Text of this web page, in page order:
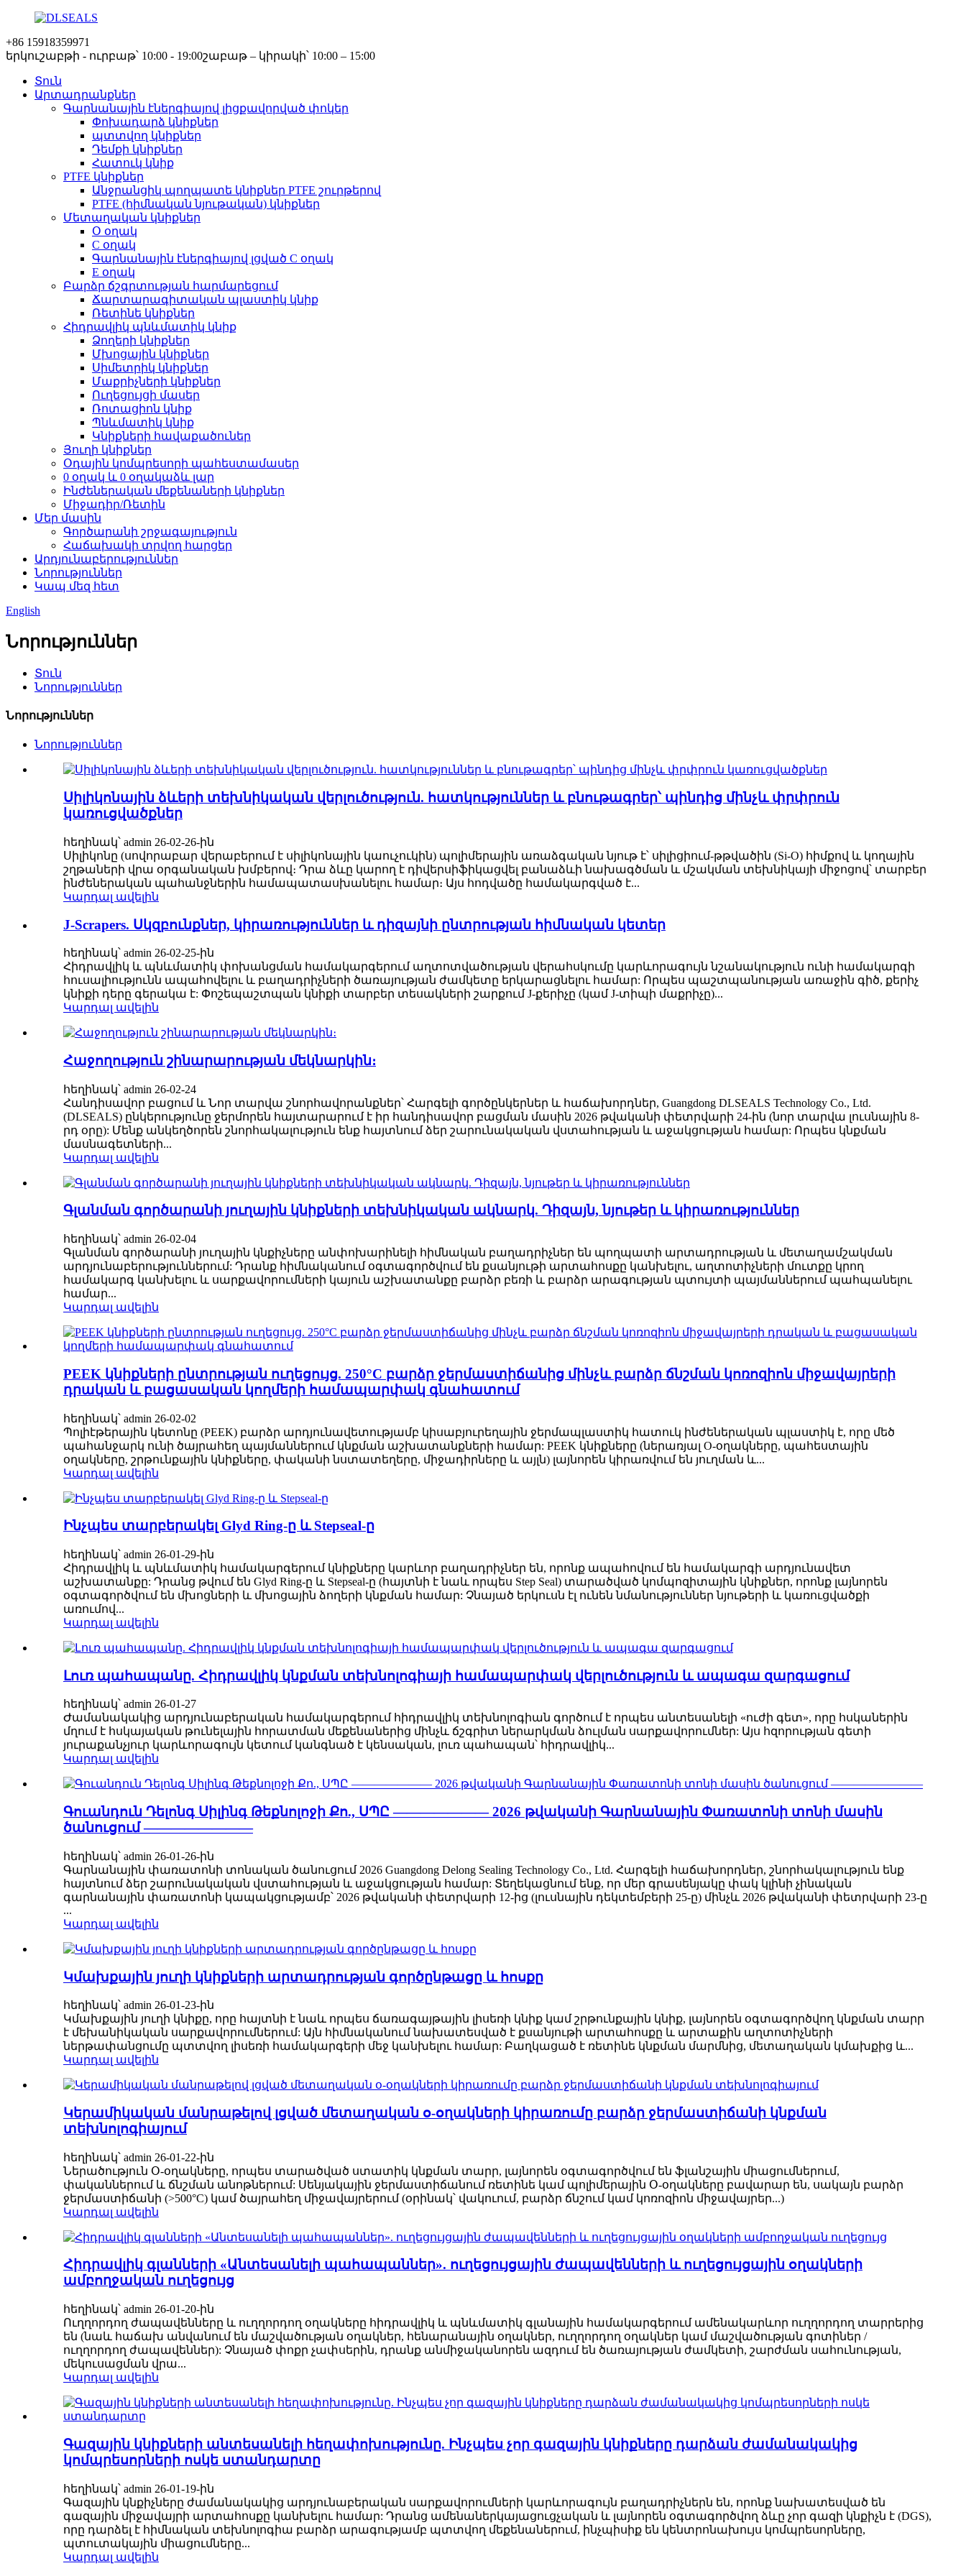
+86 15918359971
երկուշաբթի - ուրբաթ՝ 10:00 - 19:00շաբաթ – կիրակի՝ 10:00 – 15:00
Տուն
Արտադրանքներ
Գարնանային էներգիայով լիցքավորված փոկեր
Փոխադարձ կնիքներ
պտտվող կնիքներ
Դեմքի կնիքներ
Հատուկ կնիք
PTFE կնիքներ
Անջրանցիկ պողպատե կնիքներ PTFE շուրթերով
PTFE (հիմնական նյութական) կնիքներ
Մետաղական կնիքներ
Օ օղակ
C օղակ
Գարնանային էներգիայով լցված C օղակ
E օղակ
Բարձր ճշգրտության հարմարեցում
Ճարտարագիտական ​​պլաստիկ կնիք
Ռետինե կնիքներ
Հիդրավլիկ պնևմատիկ կնիք
Ձողերի կնիքներ
Մխոցային կնիքներ
Սիմետրիկ կնիքներ
Մաքրիչների կնիքներ
Ուղեցույցի մասեր
Ռոտացիոն կնիք
Պնևմատիկ կնիք
Կնիքների հավաքածուներ
Յուղի կնիքներ
Օդային կոմպրեսորի պահեստամասեր
0 օղակ և 0 օղակաձև լար
Ինժեներական մեքենաների կնիքներ
Միջադիր/Ռետին
Մեր մասին
Գործարանի շրջագայություն
Հաճախակի տրվող հարցեր
Արդյունաբերություններ
Նորություններ
Կապ մեզ հետ
English
Նորություններ
Տուն
Նորություններ
Նորություններ
Նորություններ
Սիլիկոնային ձևերի տեխնիկական վերլուծություն. հատկություններ և բնութագրեր՝ պինդից մինչև փրփրուն
կառուցվածքներ
հեղինակ՝ admin 26-02-26-ին
Սիլիկոնը (սովորաբար վերաբերում է սիլիկոնային կաուչուկին) պոլիմերային առաձգական նյութ է՝ սիլիցիում-թթվածին (Si-O) հիմքով և կողային
շղթաների վրա օրգանական խմբերով։ Դրա ձևը կարող է դիվերսիֆիկացվել բանաձևի նախագծման և մշակման տեխնիկայի միջոցով՝ տարբեր
ինժեներական պահանջներին համապատասխանելու համար։ Այս հոդվածը համակարգված է...
Կարդալ ավելին
J-Scrapers. Սկզբունքներ, կիրառություններ և դիզայնի ընտրության հիմնական կետեր
հեղինակ՝ admin 26-02-25-ին
Հիդրավլիկ և պնևմատիկ փոխանցման համակարգերում աղտոտվածության վերահսկումը կարևորագույն նշանակություն ունի համակարգի
հուսալիությունն ապահովելու և բաղադրիչների ծառայության ժամկետը երկարացնելու համար: Որպես պաշտպանության առաջին գիծ, ​​քերիչ
կնիքի դերը գերակա է: Փոշեպաշտպան կնիքի տարբեր տեսակների շարքում J-քերիչը (կամ J-տիպի մաքրիչը)...
Կարդալ ավելին
Հաջողություն շինարարության մեկնարկին։
հեղինակ՝ admin 26-02-24
Հանդիսավոր բացում և Նոր տարվա շնորհավորանքներ՝ Հարգելի գործընկերներ և հաճախորդներ, Guangdong DLSEALS Technology Co., Ltd.
(DLSEALS) ընկերությունը ջերմորեն հայտարարում է իր հանդիսավոր բացման մասին 2026 թվականի փետրվարի 24-ին (նոր տարվա լուսնային 8-
րդ օրը): Մենք անկեղծորեն շնորհակալություն ենք հայտնում ձեր շարունակական վստահության և աջակցության համար: Որպես կնքման
մասնագետների...
Կարդալ ավելին
Գլանման գործարանի յուղային կնիքների տեխնիկական ակնարկ. Դիզայն, նյութեր և կիրառություններ
հեղինակ՝ admin 26-02-04
Գլանման գործարանի յուղային կնքիչները անփոխարինելի հիմնական բաղադրիչներ են պողպատի արտադրության և մետաղամշակման
արդյունաբերություններում: Դրանք հիմնականում օգտագործվում են քսանյութի արտահոսքը կանխելու, աղտոտիչների մուտքը կրող
համակարգ կանխելու և սարքավորումների կայուն աշխատանքը բարձր բեռի և բարձր արագության պտույտի պայմաններում պահպանելու
համար...
Կարդալ ավելին
PEEK կնիքների ընտրության ուղեցույց. 250°C բարձր ջերմաստիճանից մինչև բարձր ճնշման կոռոզիոն միջավայրերի
դրական և բացասական կողմերի համապարփակ գնահատում
հեղինակ՝ admin 26-02-02
Պոլիէթերային կետոնը (PEEK) բարձր արդյունավետությամբ կիսաբյուրեղային ջերմապլաստիկ հատուկ ինժեներական պլաստիկ է, որը մեծ
պահանջարկ ունի ծայրահեղ պայմաններում կնքման աշխատանքների համար: PEEK կնիքները (ներառյալ O-օղակները, պահեստային
օղակները, շրթունքային կնիքները, փականի նստատեղերը, միջադիրները և այլն) լայնորեն կիրառվում են յուղման և...
Կարդալ ավելին
Ինչպես տարբերակել Glyd Ring-ը և Stepseal-ը
հեղինակ՝ admin 26-01-29-ին
Հիդրավլիկ և պնևմատիկ համակարգերում կնիքները կարևոր բաղադրիչներ են, որոնք ապահովում են համակարգի արդյունավետ
աշխատանքը: Դրանց թվում են Glyd Ring-ը և Stepseal-ը (հայտնի է նաև որպես Step Seal) տարածված կոմպոզիտային կնիքներ, որոնք լայնորեն
օգտագործվում են մխոցների և մխոցային ձողերի կնքման համար: Չնայած երկուսն էլ ունեն նմանություններ նյութերի և կառուցվածքի
առումով...
Կարդալ ավելին
Լուռ պահապանը. Հիդրավլիկ կնքման տեխնոլոգիայի համապարփակ վերլուծություն և ապագա զարգացում
հեղինակ՝ admin 26-01-27
Ժամանակակից արդյունաբերական համակարգերում հիդրավլիկ տեխնոլոգիան գործում է որպես անտեսանելի «ուժի գետ», որը հսկաներին
մղում է հսկայական թունելային հորատման մեքենաներից մինչև ճշգրիտ ներարկման ձուլման սարքավորումներ: Այս հզորության գետի
յուրաքանչյուր կարևորագույն կետում կանգնած է կենսական, լուռ պահապան՝ հիդրավլիկ...
Կարդալ ավելին
Գուանդուն Դելոնգ Սիլինգ Թեքնոլոջի Քո., ՍՊԸ ——————— 2026 թվականի Գարնանային Փառատոնի տոնի մասին
ծանուցում ————————
հեղինակ՝ admin 26-01-26-ին
Գարնանային փառատոնի տոնական ծանուցում 2026 Guangdong Delong Sealing Technology Co., Ltd. Հարգելի հաճախորդներ, շնորհակալություն ենք
հայտնում ձեր շարունակական վստահության և աջակցության համար: Տեղեկացնում ենք, որ մեր գրասենյակը փակ կլինի չինական
գարնանային փառատոնի կապակցությամբ՝ 2026 թվականի փետրվարի 12-ից (լուսնային դեկտեմբերի 25-ը) մինչև 2026 թվականի փետրվարի 23-ը
...
Կարդալ ավելին
Կմախքային յուղի կնիքների արտադրության գործընթացը և հոսքը
հեղինակ՝ admin 26-01-23-ին
Կմախքային յուղի կնիքը, որը հայտնի է նաև որպես ճառագայթային լիսեռի կնիք կամ շրթունքային կնիք, լայնորեն օգտագործվող կնքման տարր
է մեխանիկական սարքավորումներում: Այն հիմնականում նախատեսված է քսանյութի արտահոսքը և արտաքին աղտոտիչների
ներթափանցումը պտտվող լիսեռի համակարգերի մեջ կանխելու համար: Բաղկացած է ռետինե կնքման մարմնից, մետաղական կմախքից և...
Կարդալ ավելին
Կերամիկական մանրաթելով լցված մետաղական օ-օղակների կիրառումը բարձր ջերմաստիճանի կնքման
տեխնոլոգիայում
հեղինակ՝ admin 26-01-22-ին
Ներածություն Օ-օղակները, որպես տարածված ստատիկ կնքման տարր, լայնորեն օգտագործվում են ֆլանշային միացումներում,
փականներում և ճնշման անոթներում: Սենյակային ջերմաստիճանում ռետինե կամ պոլիմերային Օ-օղակները բավարար են, սակայն բարձր
ջերմաստիճանի (>500°C) կամ ծայրահեղ միջավայրերում (օրինակ՝ վակուում, բարձր ճնշում կամ կոռոզիոն միջավայրեր...)
Կարդալ ավելին
Հիդրավլիկ գլանների «Անտեսանելի պահապաններ». ուղեցույցային ժապավենների և ուղեցույցային օղակների
ամբողջական ուղեցույց
հեղինակ՝ admin 26-01-20-ին
Ուղղորդող ժապավենները և ուղղորդող օղակները հիդրավլիկ և պնևմատիկ գլանային համակարգերում ամենակարևոր ուղղորդող տարրերից
են (նաև հաճախ անվանում են մաշվածության օղակներ, հենարանային օղակներ, ուղղորդող օղակներ կամ մաշվածության գոտիներ /
ուղղորդող ժապավեններ): Չնայած փոքր չափսերին, դրանք անմիջականորեն ազդում են ծառայության ժամկետի, շարժման սահունության,
մեկուսացման վրա...
Կարդալ ավելին
Գազային կնիքների անտեսանելի հեղափոխությունը. Ինչպես չոր գազային կնիքները դարձան ժամանակակից
կոմպրեսորների ոսկե ստանդարտը
հեղինակ՝ admin 26-01-19-ին
Գազային կնքիչները ժամանակակից արդյունաբերական սարքավորումների կարևորագույն բաղադրիչներն են, որոնք նախատեսված են
գազային միջավայրի արտահոսքը կանխելու համար: Դրանց ամենաներկայացուցչական և լայնորեն օգտագործվող ձևը չոր գազի կնքիչն է (DGS),
որը դարձել է հիմնական տեխնոլոգիա բարձր արագությամբ պտտվող մեքենաներում, ինչպիսիք են կենտրոնախույս կոմպրեսորները,
պտուտակային միացումները...
Կարդալ ավելին